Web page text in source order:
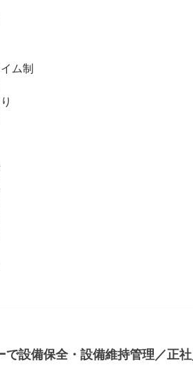
ム制
で設備保全・設備維持管理／正